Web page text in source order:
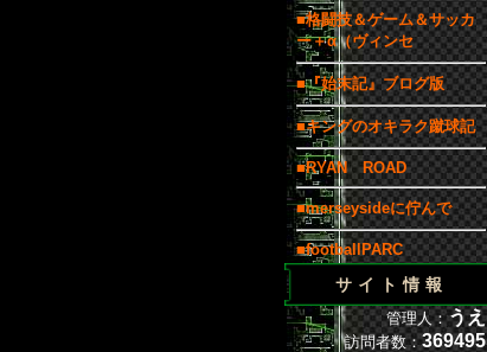
■格闘技＆ゲーム＆サッカ
ー＋α（ヴィンセ
■『始末記』ブログ版
■キングのオキラク蹴球記
■RYAN ROAD
■merseysideに佇んで
■footballPARC
サイト情報
管理人：うえ
訪問者数：369495